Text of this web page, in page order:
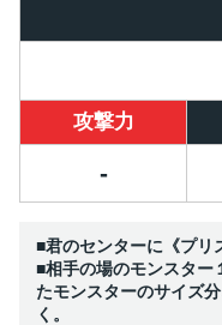
攻撃力
-
■君のセンターに《プリ
■相手の場のモンスター
たモンスターのサイズ
く。